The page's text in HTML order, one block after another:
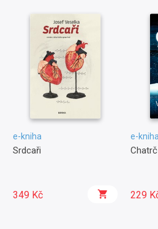
e-kniha
Srdcaři
349 Kč
e-kniha
Chatrč
229